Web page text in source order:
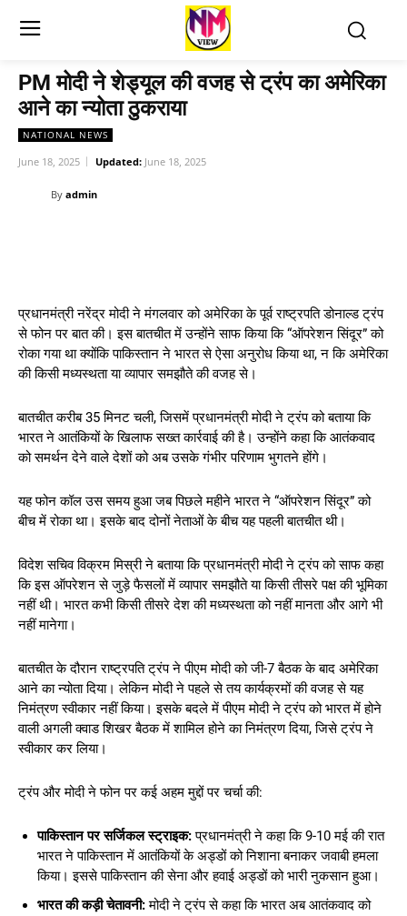
PM मोदी ने शेड्यूल की वजह से ट्रंप का अमेरिका
आने का न्योता ठुकराया
NATIONAL NEWS
June 18, 2025 Updated: June 18, 2025
By admin
प्रधानमंत्री नरेंद्र मोदी ने मंगलवार को अमेरिका के पूर्व राष्ट्रपति डोनाल्ड ट्रंप
से फोन पर बात की। इस बातचीत में उन्होंने साफ किया कि “ऑपरेशन सिंदूर” को
रोका गया था क्योंकि पाकिस्तान ने भारत से ऐसा अनुरोध किया था, न कि अमेरिका
की किसी मध्यस्थता या व्यापार समझौते की वजह से।
बातचीत करीब 35 मिनट चली, जिसमें प्रधानमंत्री मोदी ने ट्रंप को बताया कि
भारत ने आतंकियों के खिलाफ सख्त कार्रवाई की है। उन्होंने कहा कि आतंकवाद
को समर्थन देने वाले देशों को अब उसके गंभीर परिणाम भुगतने होंगे।
यह फोन कॉल उस समय हुआ जब पिछले महीने भारत ने “ऑपरेशन सिंदूर” को
बीच में रोका था। इसके बाद दोनों नेताओं के बीच यह पहली बातचीत थी।
विदेश सचिव विक्रम मिस्री ने बताया कि प्रधानमंत्री मोदी ने ट्रंप को साफ कहा
कि इस ऑपरेशन से जुड़े फैसलों में व्यापार समझौते या किसी तीसरे पक्ष की भूमिका
नहीं थी। भारत कभी किसी तीसरे देश की मध्यस्थता को नहीं मानता और आगे भी
नहीं मानेगा।
बातचीत के दौरान राष्ट्रपति ट्रंप ने पीएम मोदी को जी-7 बैठक के बाद अमेरिका
आने का न्योता दिया। लेकिन मोदी ने पहले से तय कार्यक्रमों की वजह से यह
निमंत्रण स्वीकार नहीं किया। इसके बदले में पीएम मोदी ने ट्रंप को भारत में होने
वाली अगली क्वाड शिखर बैठक में शामिल होने का निमंत्रण दिया, जिसे ट्रंप ने
स्वीकार कर लिया।
ट्रंप और मोदी ने फोन पर कई अहम मुद्दों पर चर्चा की:
पाकिस्तान पर सर्जिकल स्ट्राइक:प्रधानमंत्री ने कहा कि 9-10 मई की रात
भारत ने पाकिस्तान में आतंकियों के अड्डों को निशाना बनाकर जवाबी हमला
किया। इससे पाकिस्तान की सेना और हवाई अड्डों को भारी नुकसान हुआ।
भारत की कड़ी चेतावनी:मोदी ने ट्रंप से कहा कि भारत अब आतंकवाद को